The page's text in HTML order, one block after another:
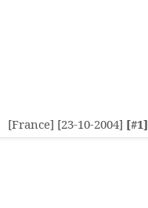
[France] [23-10-2004] [#1]